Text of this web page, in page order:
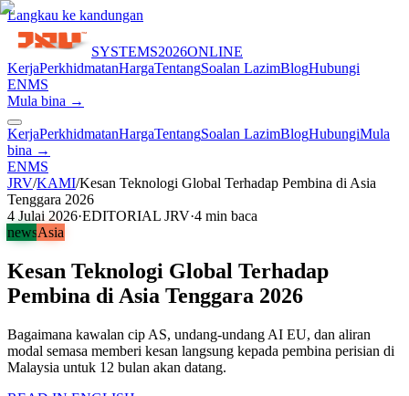
Langkau ke kandungan
SYSTEMS2026ONLINE
KerjaPerkhidmatanHargaTentangSoalan LazimBlogHubungi
ENMS
Mula bina →
KerjaPerkhidmatanHargaTentangSoalan LazimBlogHubungiMula
bina →
ENMS
JRV/KAMI/Kesan Teknologi Global Terhadap Pembina di Asia
Tenggara 2026
4 Julai 2026·EDITORIAL JRV·4 min baca
newsAsia
Kesan Teknologi Global Terhadap
Pembina di Asia Tenggara 2026
Bagaimana kawalan cip AS, undang-undang AI EU, dan aliran
modal semasa memberi kesan langsung kepada pembina perisian di
Malaysia untuk 12 bulan akan datang.